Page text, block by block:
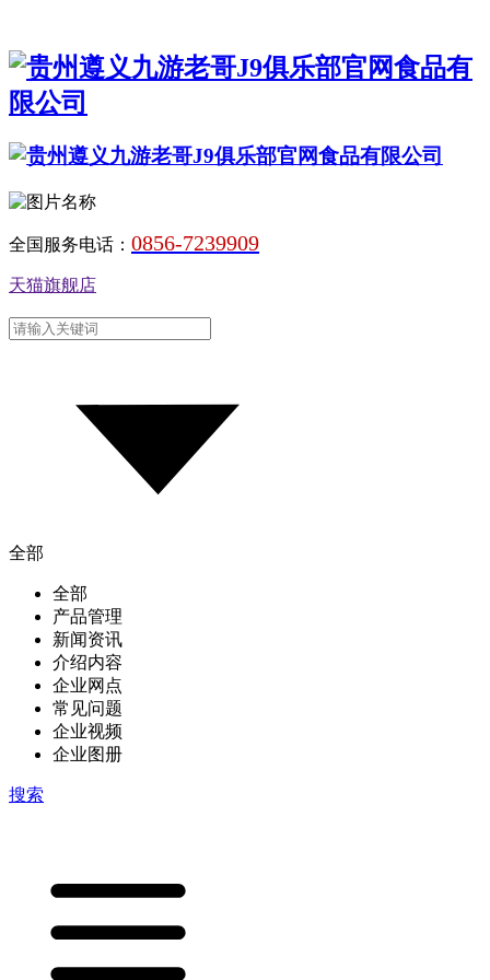
全国服务电话： 0856-7239909
天猫旗舰店
全部
全部
产品管理
新闻资讯
介绍内容
企业网点
常见问题
企业视频
企业图册
搜索